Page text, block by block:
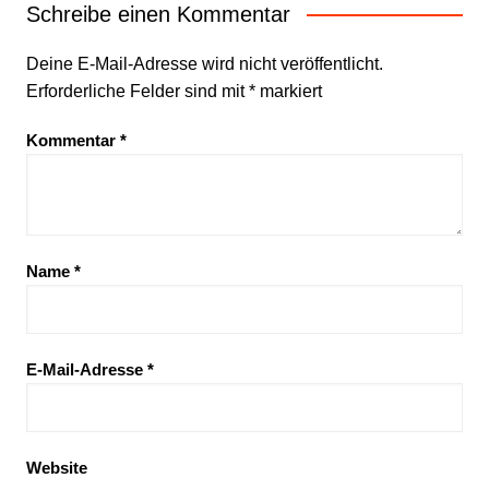
Schreibe einen Kommentar
Deine E-Mail-Adresse wird nicht veröffentlicht.
Erforderliche Felder sind mit*markiert
Kommentar *
Name *
E-Mail-Adresse *
Website